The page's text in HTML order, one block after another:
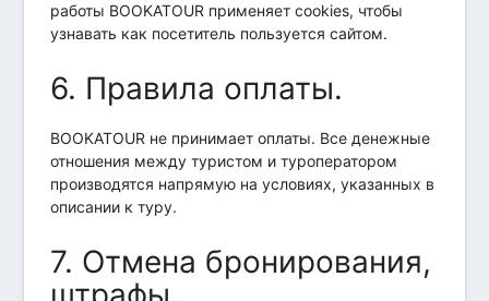
работы BOOKATOUR применяет cookies, чтобы
узнавать как посетитель пользуется сайтом.
6. Правила оплаты.
BOOKATOUR не принимает оплаты. Все денежные
отношения между туристом и туроператором
производятся напрямую на условиях, указанных в
описании к туру.
7. Отмена бронирования,